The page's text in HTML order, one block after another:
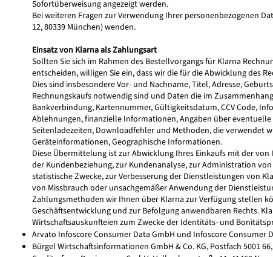
Sofortüberweisung angezeigt werden.
Bei weiteren Fragen zur Verwendung Ihrer personenbezogenen
12, 80339 München) wenden.
Einsatz von Klarna als Zahlungsart
Sollten Sie sich im Rahmen des Bestellvorgangs für Klarna
entscheiden, willigen Sie ein, dass wir die für die Abwicklung des
Dies sind insbesondere Vor- und Nachname, Titel, Adresse,
Rechnungskaufs notwendig sind und Daten die im
Bankverbindung, Kartennummer, Gültigkeitsdatum, CCV Code,
Ablehnungen, finanzielle Informationen, Angaben über
Seitenladezeiten, Downloadfehler und Methoden, die verwendet
Geräteinformationen, Geographische Informationen.
Diese Übermittelung ist zur Abwicklung Ihres Einkaufs mit der
der Kundenbeziehung, zur Kundenanalyse, zur Administration
statistische Zwecke, zur Verbesserung der Dienstleistungen von
von Missbrauch oder unsachgemäßer Anwendung der
Zahlungsmethoden wir Ihnen über Klarna zur Verfügung stellen
Geschäftsentwicklung und zur Befolgung anwendbaren Rechts.
Wirtschaftsauskunfteien zum Zwecke der Identitäts- und
Arvato Infoscore Consumer Data GmbH und Infoscore Consumer
Bürgel Wirtschaftsinformationen GmbH & Co. KG, Postfach 5001